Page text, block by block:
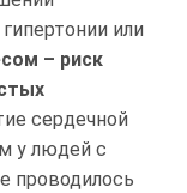
или
– риск
сердечной
у людей с
проводилось